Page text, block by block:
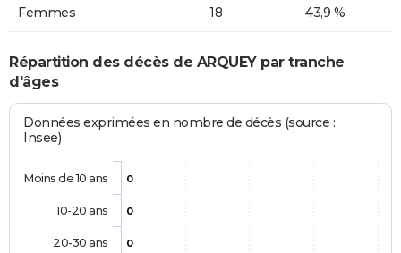
Femmes 18 43,9 %
Répartition des décès de ARQUEY par tranche
d'âges
Données exprimées en nombre de décès (source :
Insee)
0
0
0
Moins de 10 ans
10-20 ans
20-30 ans